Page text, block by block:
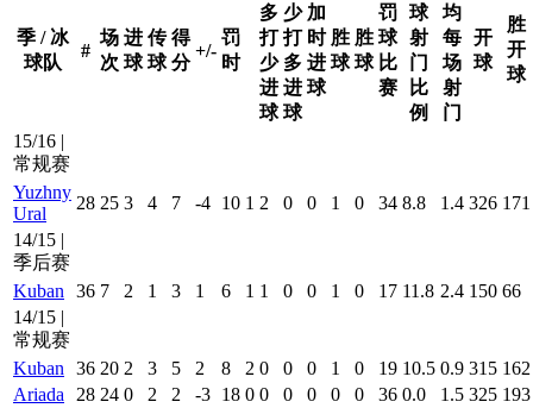
季 / 冰
球队
#
场
次
进
球
传
球
得
分
+/-
罚
时
多
打
少
进
球
少
打
多
进
球
加
时
进
球
胜
球
胜
球
罚
球
比
赛
球
射
门
比
例
均
每
场
射
门
开
球
胜
开
球
15/16 |
常规赛
Yuzhny
Ural
28 25 3 4 7 -4 10 1 2 0 0 1 0 34 8.8 1.4 326 171
14/15 |
季后赛
Kuban
36 7 2 1 3 1 6 1 1 0 0 1 0 17 11.8 2.4 150 66
14/15 |
常规赛
Kuban
36 20 2 3 5 2 8 2 0 0 0 1 0 19 10.5 0.9 315 162
Ariada
28 24 0 2 2 -3 18 0 0 0 0 0 0 36 0.0 1.5 325 193